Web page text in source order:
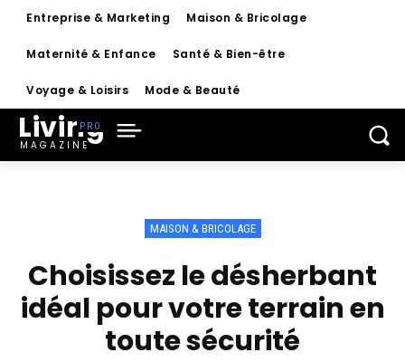
Entreprise & Marketing Maison & Bricolage
Maternité & Enfance Santé & Bien-être
Voyage & Loisirs Mode & Beauté
Living
MAGAZINE
MAISON & BRICOLAGE
Choisissez le désherbant
idéal pour votre terrain en
toute sécurité